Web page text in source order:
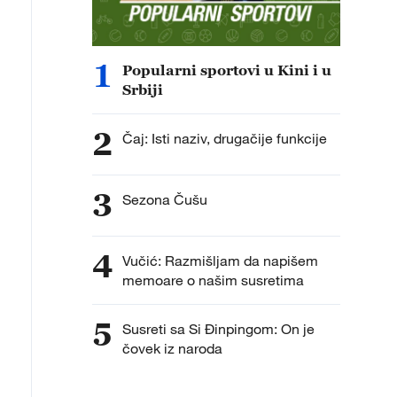
1
Popularni sportovi u Kini i u
Srbiji
2 Čaj: Isti naziv, drugačije funkcije
3 Sezona Čušu
4 Vučić: Razmišljam da napišem
memoare o našim susretima
5
Susreti sa Si Đinpingom: On je
čovek iz naroda